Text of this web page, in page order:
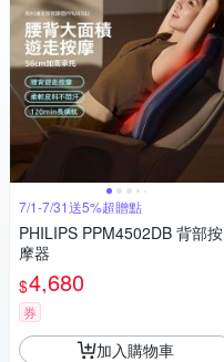
7/1-7/31送5%超贈點
PHILIPS PPM4502DB 背部按
摩器
$4,680
券
加入購物車